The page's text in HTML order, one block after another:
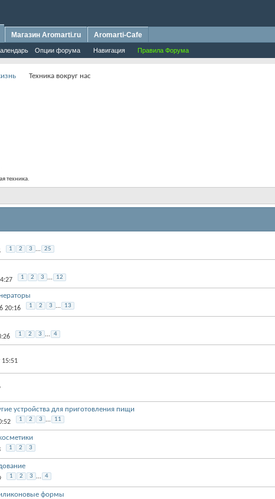
Опции форума Навигация Правила Форума
Магазин Aromarti.ru Aromarti-Cafe
Техника вокруг нас
техника.
1 2 3 ... 25
1 2 3 ... 12
20:16 1 2 3 ... 13
1 2 3 ... 4
15:51
устройства для приготовления пищи
1 2 3 ... 11
1 2 3
1 2 3 ... 4
формы